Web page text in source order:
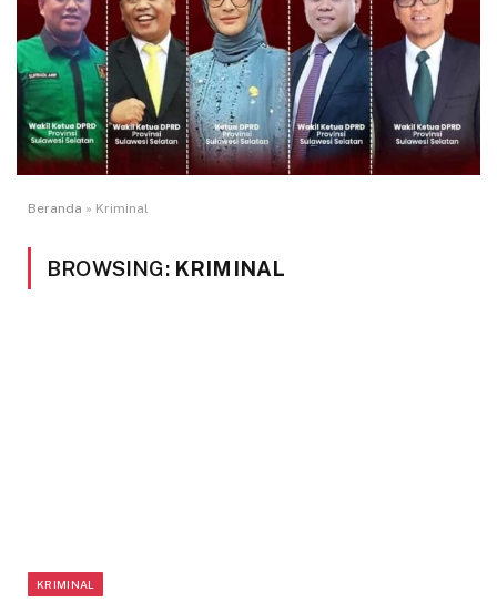
Beranda » Kriminal
BROWSING: KRIMINAL
KRIMINAL